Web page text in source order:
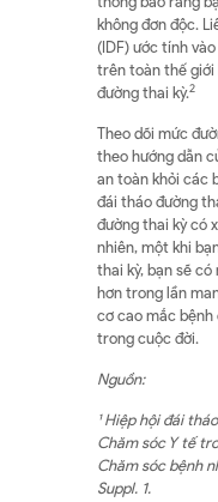
không đơn độc.
(IDF) ước tính
trên toàn thế giới
đường thai kỳ.2
Theo dõi mức
theo hướng dẫn
an toàn khỏi các
đái tháo đường
đường thai kỳ có
nhiên, một khi
thai kỳ, bạn sẽ có
hơn trong lần
cơ cao mắc bệnh
trong cuộc đời.
Nguồn:
¹ Hiệp hội đái
Chăm sóc Y tế
Chăm sóc bệnh
Suppl. 1.